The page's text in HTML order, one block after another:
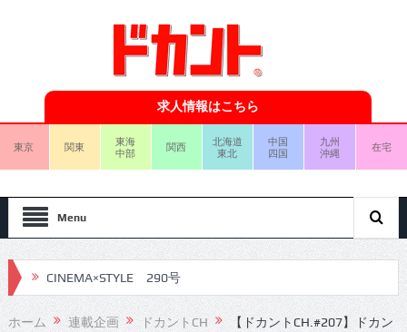
求人情報はこちら
東京 関東
東海
中部
関西
北海道
東北
中国
四国
九州
沖縄
在宅
Menu
CINEMA×STYLE 290号
CINEMA×STYLE 289号
ホーム 連載企画 ドカントCH
【ドカントCH.#207】ドカン